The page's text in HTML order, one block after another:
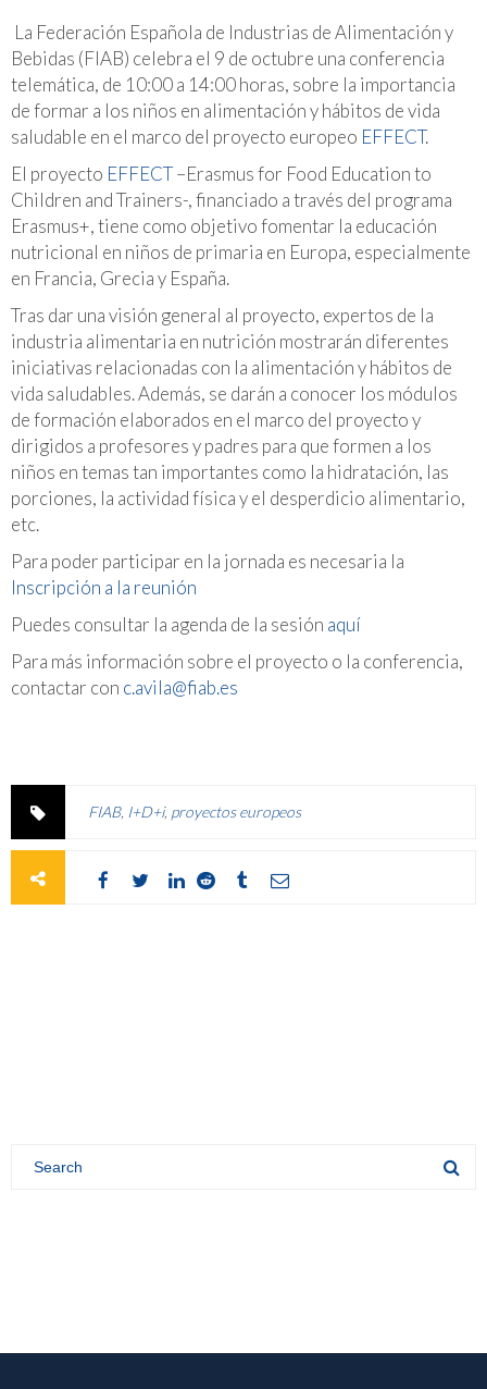
La Federación Española de Industrias de Alimentación y
Bebidas (FIAB) celebra el 9 de octubre una conferencia
telemática, de 10:00 a 14:00 horas, sobre la importancia
de formar a los niños en alimentación y hábitos de vida
saludable en el marco del proyecto europeo EFFECT.
El proyecto EFFECT–Erasmus for Food Education to
Children and Trainers-, financiado a través del programa
Erasmus+, tiene como objetivo fomentar la educación
nutricional en niños de primaria en Europa, especialmente
en Francia, Grecia y España.
Tras dar una visión general al proyecto, expertos de la
industria alimentaria en nutrición mostrarán diferentes
iniciativas relacionadas con la alimentación y hábitos de
vida saludables. Además, se darán a conocer los módulos
de formación elaborados en el marco del proyecto y
dirigidos a profesores y padres para que formen a los
niños en temas tan importantes como la hidratación, las
porciones, la actividad física y el desperdicio alimentario,
etc.
Para poder participar en la jornada es necesaria la
Inscripción a la reunión
Puedes consultar la agenda de la sesión aquí
Para más información sobre el proyecto o la conferencia,
contactar con c.avila@fiab.es
FIAB, I+D+i, proyectos europeos